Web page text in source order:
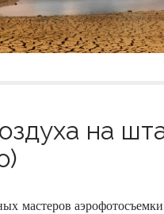
на
мастеров